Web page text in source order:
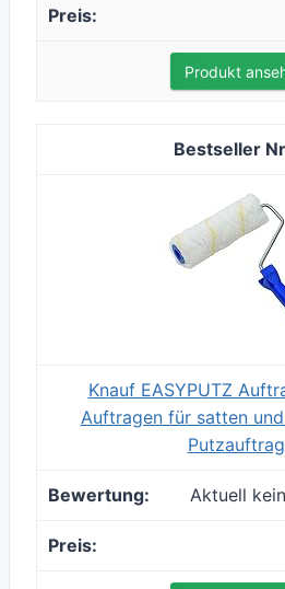
Produkt
Knauf EASYPUTZ
Auftragen für satten
Aktuell